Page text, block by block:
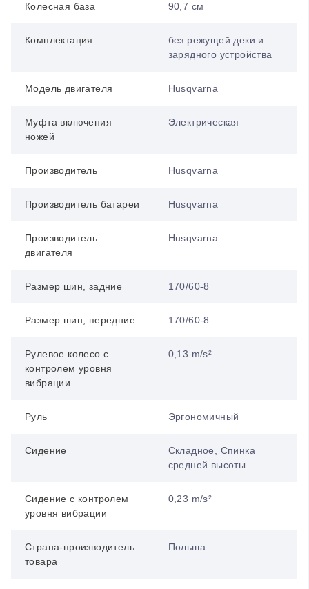
Колесная база 90,7 см
Комплектация
без режущей деки и
зарядного устройства
Модель двигателя Husqvarna
Муфта включения
ножей
Электрическая
Производитель Husqvarna
Производитель батареи Husqvarna
Производитель
двигателя
Husqvarna
Размер шин, задние 170/60-8
Размер шин, передние 170/60-8
Рулевое колесо с
контролем уровня
вибрации
0,13 m/s²
Руль Эргономичный
Сидение
Складное, Спинка
средней высоты
Сидение с контролем
уровня вибрации
0,23 m/s²
Страна-производитель
товара
Польша